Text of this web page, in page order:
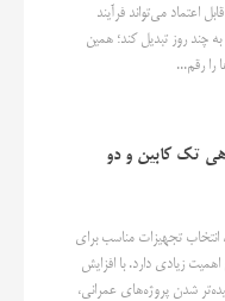
اعتماد می‌تواند فرآیند
به چند روز تبدیل کند؛ همین
را رقم...
تک کابین و دو
انتخاب تجهیزات مناسب برای
زیادی دارد. با افزایش
شدن پروژه‌های عمرانی،